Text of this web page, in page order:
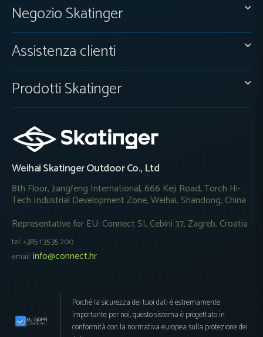
Negozio Skatinger
Assistenza clienti
Prodotti Skatinger
Weihai Skatinger Outdoor Co., Ltd
8th Floor, Jiangfeng International, 666 Keji Road, Torch Hi-
Tech Industrial Development Zone, Weihai, Shandong, China
Representative for EU: Connect SI, Cebini 37, Zagreb, Croatia
tel: +385 1 35 35 200
email:info@connect.hr
Poiché la sicurezza dei tuoi dati è estremamente
importante per noi, questo sistema è progettato in
conformità con la normativa europea sulla protezione dei